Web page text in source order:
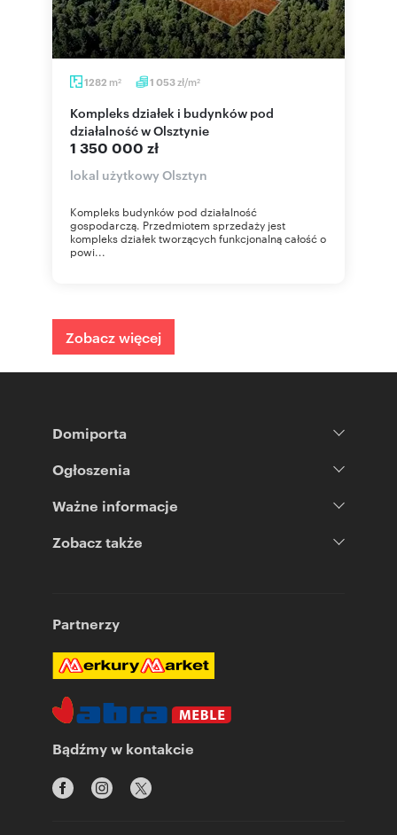
1282 m2 1 053zł/m2
Kompleks działek i budynków pod
działalność w Olsztynie
1 350 000 zł
lokal użytkowy Olsztyn
Kompleks budynków pod działalność
gospodarczą. Przedmiotem sprzedaży jest
kompleks działek tworzących funkcjonalną całość o
powi...
Zobacz więcej
Domiporta
Ogłoszenia
Ważne informacje
Zobacz także
Partnerzy
Bądźmy w kontakcie